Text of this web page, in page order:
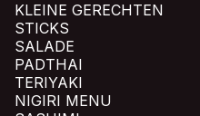
KLEINE GERECHTEN
STICKS
SALADE
PADTHAI
TERIYAKI
NIGIRI MENU